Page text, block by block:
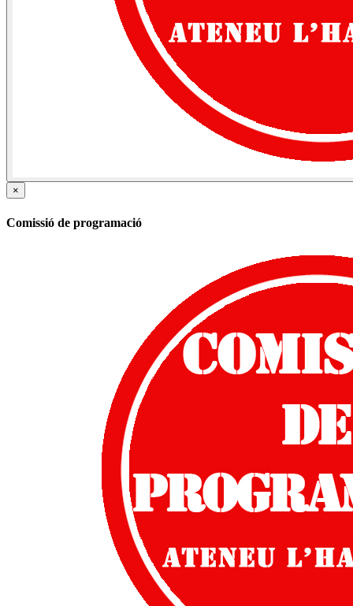
×
Comissió de programació